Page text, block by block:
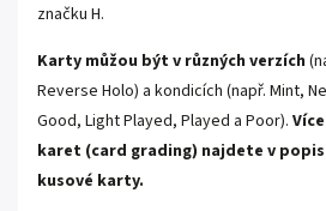
značku H.
Karty můžou být v různých verzích
Reverse Holo) a kondicích (např. Mint,
Good, Light Played, Played a Poor).
karet (card grading) najdete v
kusové karty.